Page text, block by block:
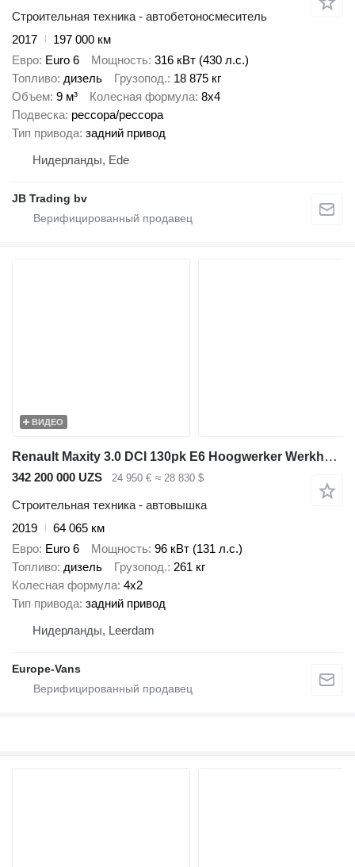
Строительная техника - автобетоносмеситель
2017
197 000 км
Евро Euro 6 Мощность 316 кВт (430 л.с.)
Топливо дизель Грузопод. 18 875 кг
Объем 9 м³ Колесная формула 8x4
Подвеска рессора/рессора
Тип привода задний привод
Нидерланды, Ede
JB Trading bv
ВИДЕО
Renault Maxity 3.0 DCI 130pk E6 Hoogwerker Werkhoogte 14.5 meter PTO 08-
342 200 000 UZS 24 950 € ≈ 28 830 $
Строительная техника - автовышка
2019
64 065 км
Евро Euro 6 Мощность 96 кВт (131 л.с.)
Топливо дизель Грузопод. 261 кг
Колесная формула 4x2
Тип привода задний привод
Нидерланды, Leerdam
Europe-Vans